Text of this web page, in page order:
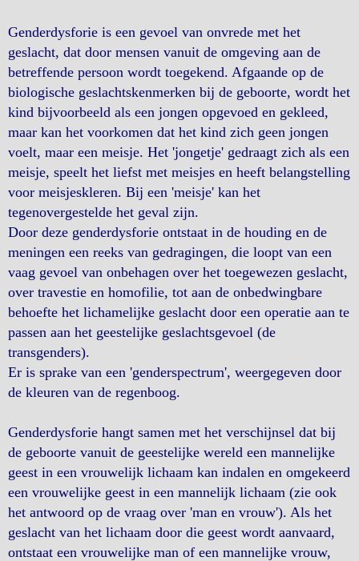
Genderdysforie is een gevoel van onvrede met het
geslacht, dat door mensen vanuit de omgeving aan de
betreffende persoon wordt toegekend. Afgaande op de
biologische geslachtskenmerken bij de geboorte, wordt het
kind bijvoorbeeld als een jongen opgevoed en gekleed,
maar kan het voorkomen dat het kind zich geen jongen
voelt, maar een meisje. Het 'jongetje' gedraagt zich als een
meisje, speelt het liefst met meisjes en heeft belangstelling
voor meisjeskleren. Bij een 'meisje' kan het
tegenovergestelde het geval zijn.
Door deze genderdysforie ontstaat in de houding en de
meningen een reeks van gedragingen, die loopt van een
vaag gevoel van onbehagen over het toegewezen geslacht,
over travestie en homofilie, tot aan de onbedwingbare
behoefte het lichamelijke geslacht door een operatie aan te
passen aan het geestelijke geslachtsgevoel (de
transgenders).
Er is sprake van een 'genderspectrum', weergegeven door
de kleuren van de regenboog.
Genderdysforie hangt samen met het verschijnsel dat bij
de geboorte vanuit de geestelijke wereld een mannelijke
geest in een vrouwelijk lichaam kan indalen en omgekeerd
een vrouwelijke geest in een mannelijk lichaam (zie ook
het antwoord op de vraag over 'man en vrouw'). Als het
geslacht van het lichaam door die geest wordt aanvaard,
ontstaat een vrouwelijke man of een mannelijke vrouw,